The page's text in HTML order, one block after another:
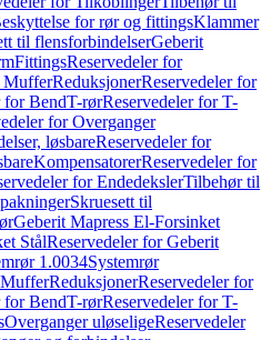
for rør og fittingsKlammer
til flensforbindelserGeberit
FittingsReservedeler for
MufferReduksjonerReservedeler for
for BendT-rørReservedeler for T-
for Overganger
løsbareReservedeler for
KompensatorerReservedeler for
for EndedekslerTilbehør til
Skruesett til
Geberit Mapress El-Forsinket
StålReservedeler for Geberit
1.0034Systemrør
ReduksjonerReservedeler for
for BendT-rørReservedeler for T-
Overganger uløseligeReservedeler